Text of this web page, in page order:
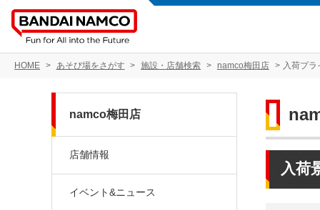
HOME あそび場をさがす 施設・店舗検索 namco梅田店 入荷プラ
入荷
namco梅田店
店舗情報
イベント&ニュース